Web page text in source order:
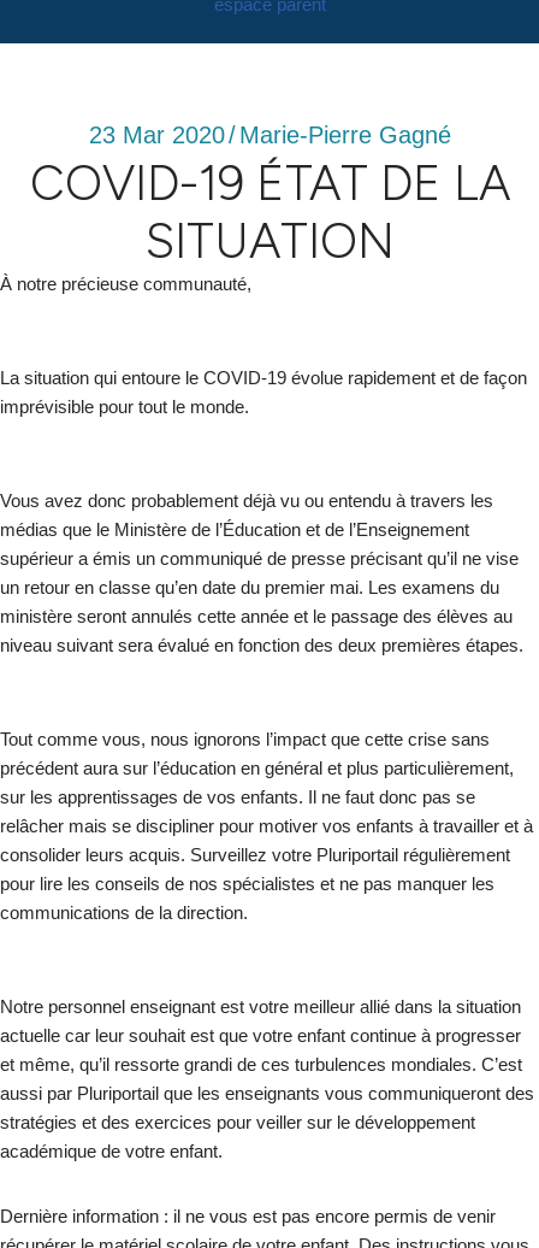
23 Mar 2020/ Marie-Pierre Gagné
COVID-19 ÉTAT DE LA
SITUATION
À notre précieuse communauté,
La situation qui entoure le COVID-19 évolue rapidement et de façon
imprévisible pour tout le monde.
Vous avez donc probablement déjà vu ou entendu à travers les
médias que le Ministère de l’Éducation et de l’Enseignement
supérieur a émis un communiqué de presse précisant qu’il ne vise
un retour en classe qu’en date du premier mai. Les examens du
ministère seront annulés cette année et le passage des élèves au
niveau suivant sera évalué en fonction des deux premières étapes.
Tout comme vous, nous ignorons l’impact que cette crise sans
précédent aura sur l’éducation en général et plus particulièrement,
sur les apprentissages de vos enfants. Il ne faut donc pas se
relâcher mais se discipliner pour motiver vos enfants à travailler et à
consolider leurs acquis. Surveillez votre Pluriportail régulièrement
pour lire les conseils de nos spécialistes et ne pas manquer les
communications de la direction.
Notre personnel enseignant est votre meilleur allié dans la situation
actuelle car leur souhait est que votre enfant continue à progresser
et même, qu’il ressorte grandi de ces turbulences mondiales. C’est
aussi par Pluriportail que les enseignants vous communiqueront des
stratégies et des exercices pour veiller sur le développement
académique de votre enfant.
Dernière information : il ne vous est pas encore permis de venir